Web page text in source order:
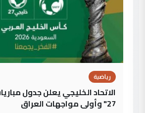
رياضية
الاتحاد الخليجي يعلن جدول
27" وأولى مواجهات العراق